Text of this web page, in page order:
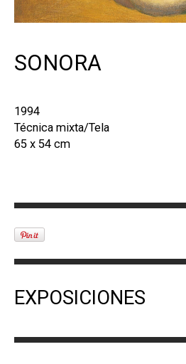
SONORA
1994
Técnica mixta/Tela
65 x 54 cm
EXPOSICIONES